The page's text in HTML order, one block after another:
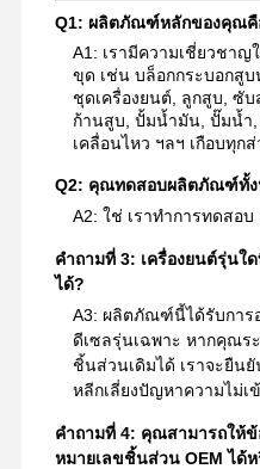
Q1: ผลิตภัณฑ์หลักของคุณคื
A1: เรามีความเชี่ยวชา
ขุด เช่น บล็อกกระบอกสูบ
ชุดเครื่องยนต์, ลูกสูบ, ซับ
ก้านสูบ, ปั้มน้ำมัน, ปั๊มน้
เคลื่อนไหว ฯลฯ เกือบทุก
Q2: คุณทดสอบผลิตภัณฑ์ทั้ง
A2: ใช่ เราทำการทดสอบ
คำถามที่ 3: เครื่องยนต์รุ่นใ
ได้?
A3: ผลิตภัณฑ์นี้ได้รับการ
ดีเซลรุ่นเฉพาะ หากคุณร
ชิ้นส่วนเดิมได้ เราจะยืน
หลีกเลี่ยงปัญหาความไม่เ
คำถามที่ 4: คุณสามารถให้ข้
หมายเลขชิ้นส่วน OEM ได้ห